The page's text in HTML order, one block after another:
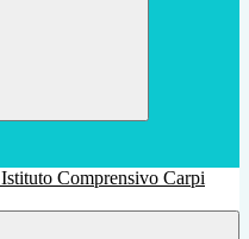
Istituto Comprensivo Carpi